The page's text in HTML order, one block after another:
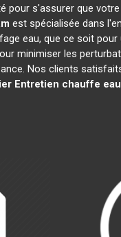
pour s'assurer que
est spécialisée dans
eau, que ce soit pour
minimiser les
Nos clients
Entretien chauffe